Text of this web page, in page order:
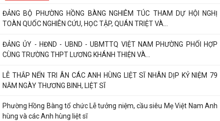
ĐẢNG BỘ PHƯỜNG HỒNG BÀNG NGHIÊM TÚC THAM DỰ HỘI NGHỊ
TOÀN QUỐC NGHIÊN CỨU, HỌC TẬP, QUÁN TRIỆT VÀ...
ĐẢNG ỦY - HĐND - UBND - UBMTTQ VIỆT NAM PHƯỜNG PHỐI HỢP
CÙNG TRƯỜNG THPT LƯƠNG KHÁNH THIỆN VÀ...
LỄ THẮP NẾN TRI ÂN CÁC ANH HÙNG LIỆT SĨ NHÂN DỊP KỶ NIỆM 79
NĂM NGÀY THƯƠNG BINH, LIỆT SĨ
Phường Hồng Bàng tổ chức Lễ tưởng niệm, cầu siêu Mẹ Việt Nam Anh
hùng và các Anh hùng liệt sĩ